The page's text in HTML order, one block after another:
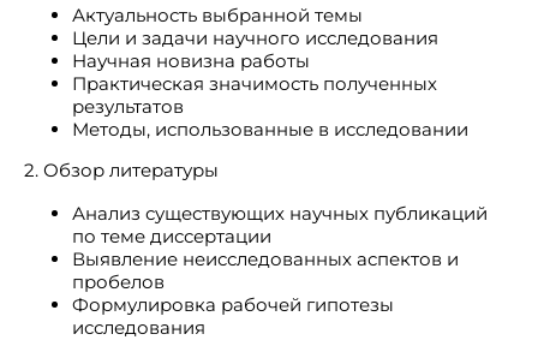
Актуальность выбранной темы
Цели и задачи научного исследования
Научная новизна работы
Практическая значимость полученных
результатов
Методы, использованные в исследовании
2. Обзор литературы
Анализ существующих научных публикаций
по теме диссертации
Выявление неисследованных аспектов и
пробелов
Формулировка рабочей гипотезы
исследования